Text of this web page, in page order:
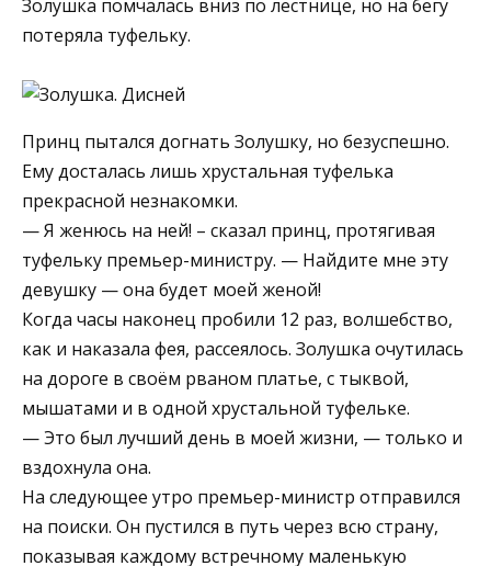
Золушка помчалась вниз по лестнице, но на бегу
потеряла туфельку.
Принц пытался догнать Золушку, но безуспешно.
Ему досталась лишь хрустальная туфелька
прекрасной незнакомки.
— Я женюсь на ней! – сказал принц, протягивая
туфельку премьер-министру. — Найдите мне эту
девушку — она будет моей женой!
Когда часы наконец пробили 12 раз, волшебство,
как и наказала фея, рассеялось. Золушка очутилась
на дороге в своём рваном платье, с тыквой,
мышатами и в одной хрустальной туфельке.
— Это был лучший день в моей жизни, — только и
вздохнула она.
На следующее утро премьер-министр отправился
на поиски. Он пустился в путь через всю страну,
показывая каждому встречному маленькую